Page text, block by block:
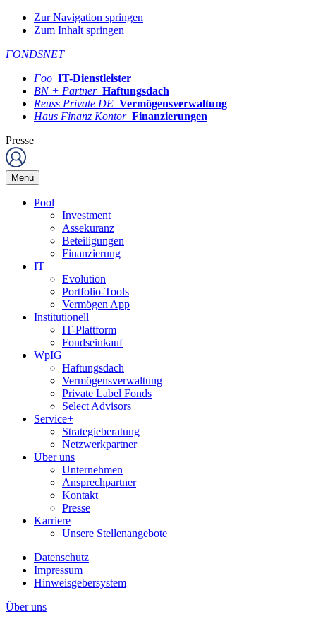
Zur Navigation springen
Zum Inhalt springen
FONDSNET
Foo IT-Dienstleister
BN + Partner Haftungsdach
Reuss Private DE Vermögensverwaltung
Haus Finanz Kontor Finanzierungen
Presse
Menü
Pool
Investment
Assekuranz
Beteiligungen
Finanzierung
IT
Evolution
Portfolio-Tools
Vermögen App
Institutionell
IT-Plattform
Fondseinkauf
WpIG
Haftungsdach
Vermögensverwaltung
Private Label Fonds
Select Advisors
Service+
Strategieberatung
Netzwerkpartner
Über uns
Unternehmen
Ansprechpartner
Kontakt
Presse
Karriere
Unsere Stellenangebote
Datenschutz
Impressum
Hinweisgebersystem
Über uns